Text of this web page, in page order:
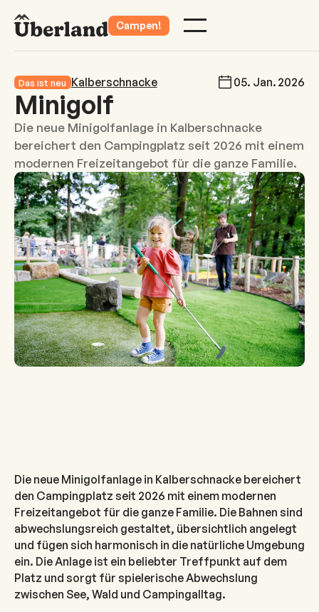
Campen!
Das ist neu Kalberschnacke 05. Jan. 2026
Minigolf
Die neue Minigolfanlage in Kalberschnacke
bereichert den Campingplatz seit 2026 mit einem
modernen Freizeitangebot für die ganze Familie.
Die neue Minigolfanlage in Kalberschnacke bereichert
den Campingplatz seit 2026 mit einem modernen
Freizeitangebot für die ganze Familie. Die Bahnen sind
abwechslungsreich gestaltet, übersichtlich angelegt
und fügen sich harmonisch in die natürliche Umgebung
ein. Die Anlage ist ein beliebter Treffpunkt auf dem
Platz und sorgt für spielerische Abwechslung
zwischen See, Wald und Campingalltag.